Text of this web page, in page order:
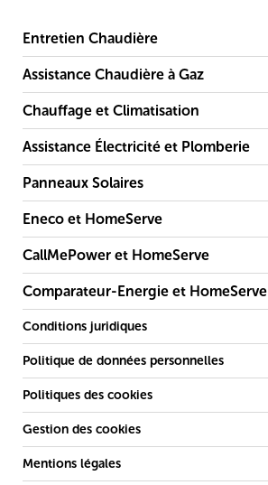
Entretien Chaudière
Assistance Chaudière à Gaz
Chauffage et Climatisation
Assistance Électricité et Plomberie
Panneaux Solaires
Eneco et HomeServe
CallMePower et HomeServe
Comparateur-Energie et HomeServe
Conditions juridiques
Politique de données personnelles
Politiques des cookies
Gestion des cookies
Mentions légales